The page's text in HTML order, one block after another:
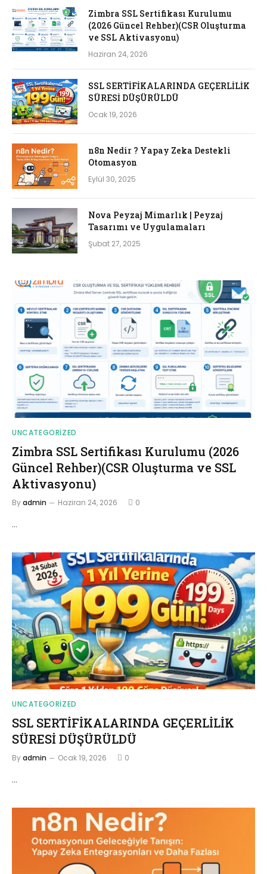
Zimbra SSL Sertifikası Kurulumu
(2026 Güncel Rehber)(CSR Oluşturma
ve SSL Aktivasyonu)
Haziran 24, 2026
SSL SERTİFİKALARINDA GEÇERLİLİK
SÜRESİ DÜŞÜRÜLDÜ
Ocak 19, 2026
n8n Nedir ? Yapay Zeka Destekli
Otomasyon
Eylül 30, 2025
Nova Peyzaj Mimarlık | Peyzaj
Tasarımı ve Uygulamaları
Şubat 27, 2025
UNCATEGORIZED
Zimbra SSL Sertifikası Kurulumu (2026
Güncel Rehber)(CSR Oluşturma ve SSL
Aktivasyonu)
Byadmin Haziran 24, 2026 0
…
UNCATEGORIZED
SSL SERTİFİKALARINDA GEÇERLİLİK
SÜRESİ DÜŞÜRÜLDÜ
Byadmin Ocak 19, 2026 0
…